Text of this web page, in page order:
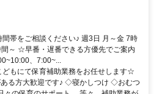
☆
帯をご相談ください♪ 週3日 月～金 7時
～ ☆早番・遅番できる方優先でご案内
、7:00~...
もにて保育補助業務をお任せします☆
る方大歓迎です♪ ◇寝かしつけ ◇おむつ